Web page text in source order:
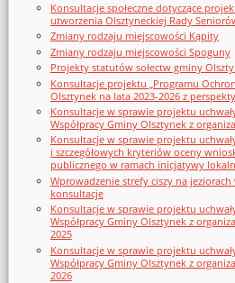
Konsultacje społeczne dotyczące
utworzenia Olsztyneckiej Rady
Zmiany rodzaju miejscowości Kąpity
Zmiany rodzaju miejscowości Spoguny
Projekty statutów sołectw gminy
Konsultacje projektu „Programu
Olsztynek na lata 2023-2026 z
Konsultacje w sprawie projektu
Współpracy Gminy Olsztynek z
Konsultacje w sprawie projektu
i szczegółowych kryteriów oceny
publicznego w ramach inicjatywy
Wprowadzenie strefy ciszy na
konsultacje
Konsultacje w sprawie projektu
Współpracy Gminy Olsztynek z
2025
Konsultacje w sprawie projektu
Współpracy Gminy Olsztynek z
2026